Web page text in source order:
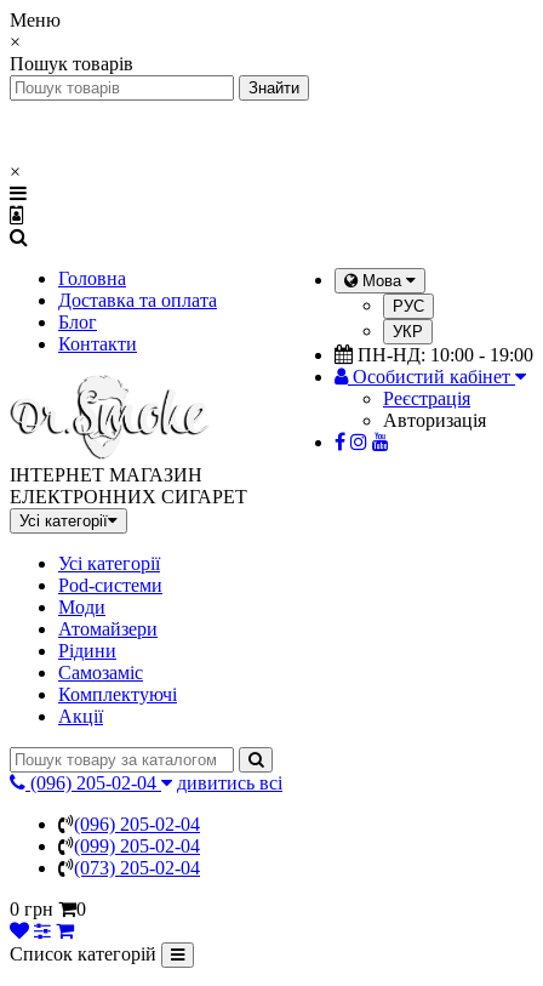
Меню
×
Пошук товарів
×
Головна
Доставка та оплата
Блог
Контакти
Мова
РУС
УКР
ПН-НД: 10:00 - 19:00
Особистий кабінет
Реєстрація
Авторизація
ІНТЕРНЕТ МАГАЗИН
ЕЛЕКТРОННИХ СИГАРЕТ
Усі категорії
Усі категорії
Pod-системи
Моди
Атомайзери
Рідини
Самозаміс
Комплектуючі
Акції
(096) 205-02-04
дивитись всі
(096) 205-02-04
(099) 205-02-04
(073) 205-02-04
0 грн
0
Список категорій